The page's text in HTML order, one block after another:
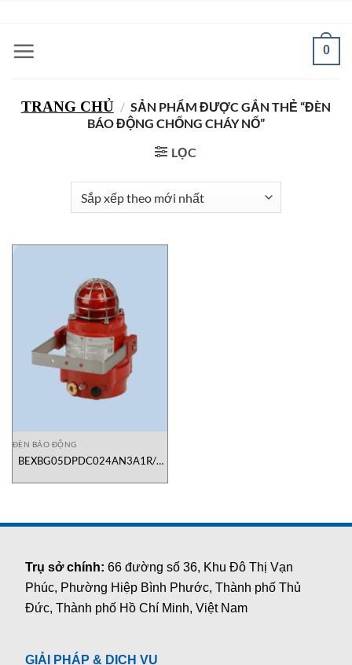
nội
0
TRANG CHỦ / SẢN PHẨM ĐƯỢC GẮN THẺ “ĐÈN
BÁO ĐỘNG CHỐNG CHÁY NỔ”
LỌC
ĐÈN BÁO ĐỘNG
BEXBG05DPDC024AN3A1R/R
Việt Nam
Trụ sở chính:66 đường số 36, Khu Đô Thị Vạn
Phúc, Phường Hiệp Bình Phước, Thành phố Thủ
Đức, Thành phố Hồ Chí Minh, Việt Nam
GIẢI PHÁP & DỊCH VỤ